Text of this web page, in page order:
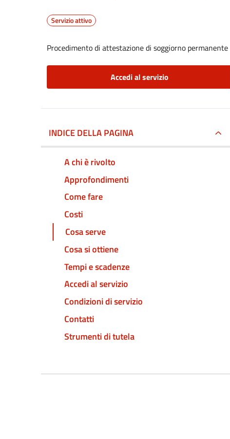
Servizio attivo
Procedimento di attestazione di soggiorno
Accedi al servizio
INDICE DELLA PAGINA
A chi è rivolto
Approfondimenti
Come fare
Costi
Cosa serve
Cosa si ottiene
Tempi e scadenze
Accedi al servizio
Condizioni di servizio
Contatti
Strumenti di tutela